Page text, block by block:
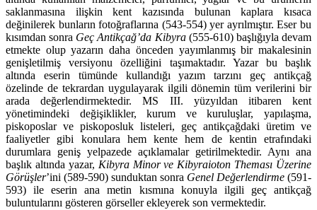
saklanmasına ilişkin kent kazısında bulunan kaplara kısaca
değinilerek bunların fotoğraflarına (543-554) yer ayrılmıştır. Eser bu
kısımdan sonra Geç Antikçağ’da Kibyra(555-610) başlığıyla devam
etmekte olup yazarın daha önceden yayımlanmış bir makalesinin
geniş­letilmiş versiyonu özelliğini taşımaktadır. Yazar bu başlık
altında eserin tü­münde kullandığı yazım tarzını geç antikçağ
özelinde de tekrardan uygulayarak ilgili dönemin tüm verilerini bir
arada değerlendirmektedir. MS III. yüzyıldan itibaren kent
yönetimindeki değişiklik­ler, kurum ve kuruluşlar, yapılaşma,
piskoposlar ve piskoposluk listeleri, geç antikçağdaki üretim ve
faaliyetler gibi konulara hem kente hem de kentin etrafındaki
durumlara geniş yelpazede açık­lamalar getirilmektedir. Aynı ana
başlık altında yazar, Kibyra Minor ve Kibyraioton Theması Üzerine
Görüşler’ini (589-590) sunduktan sonra Genel Değerlendirme (591-
593) ile eserin ana metin kıs­mına konuyla ilgili geç antikçağ
buluntularını gösteren görseller ekleyerek son vermektedir.